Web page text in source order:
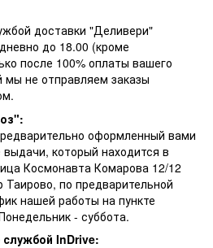
доставки "Деливери"
до 18.00 (кроме
после 100% оплаты вашего
мы не отправляем заказы
оформленный вами
который находится в
Космонавта Комарова 12/12
Таирово, по предварительной
нашей работы на пункте
- суббота.
InDrive: